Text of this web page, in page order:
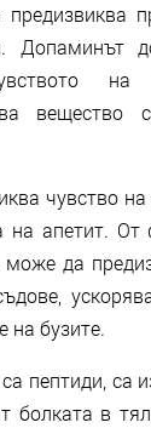
предизвиква
Допаминът
на
чувство
на апетит. От
може да
на бузите.
пептиди, са
болката в